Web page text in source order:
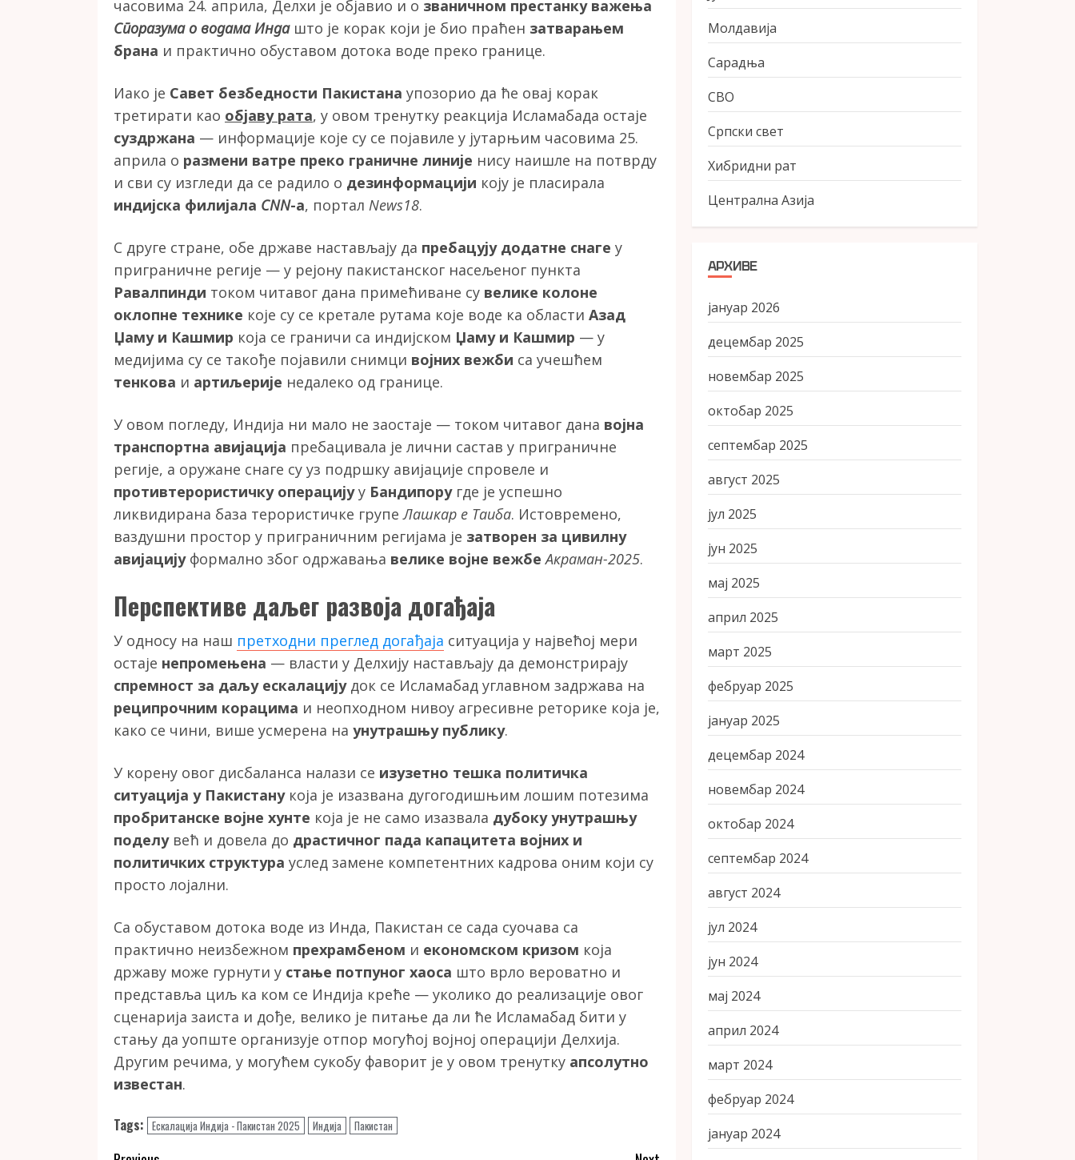
часовима 24. априла, Делхи је објавио и о званичном престанку важења
Споразума о водама Индашто је корак који је био праћен затварањем
брана и практично обуставом дотока воде преко границе.
Иако је Савет безбедности Пакистана упозорио да ће овај корак
третирати као објаву рата, у овом тренутку реакција Исламабада остаје
суздржана — информације које су се појавиле у јутарњим часовима 25.
априла о размени ватре преко граничне линије нису наишле на потврду
и сви су изгледи да се радило о дезинформацији коју је пласирала
индијска филијала CNN-a, портал News18.
С друге стране, обе државе настављају да пребацују додатне снаге у
приграничне регије — у рејону пакистанског насељеног пункта
Равалпинди током читавог дана примећиване су велике колоне
оклопне технике које су се кретале рутама које воде ка области Азад
Џаму и Кашмир која се граничи са индијском Џаму и Кашмир — у
медијима су се такође појавили снимци војних вежби са учешћем
тенкова и артиљерије недалеко од границе.
У овом погледу, Индија ни мало не заостаје — током читавог дана војна
транспортна авијација пребацивала је лични састав у приграничне
регије, а оружане снаге су уз подршку авијације спровеле и
противтерористичку операцијуу Бандипоругде је успешно
ликвидирана база терористичке групеЛашкар е Таиба. Истовремено,
ваздушни простор у приграничним регијама је затворен за цивилну
авијацијуформално због одржавања велике војне вежбе Акраман-2025.
Перспективе даљег развоја догађаја
У односу на наш претходни преглед догађаја ситуација у највећој мери
остаје непромењена — власти у Делхију настављају да демонстрирају
спремност за даљу ескалацијудок се Исламабад углавном задржава на
реципрочним корацима и неопходном нивоу агресивне реторике која је,
како се чини, више усмерена на унутрашњу публику.
У корену овог дисбаланса налази се изузетно тешка политичка
ситуација у Пакистанукоја је изазвана дугогодишњим лошим потезима
пробританске војне хунте која је не само изазвала дубоку унутрашњу
поделувећ и довела до драстичног пада капацитета војних и
политичких структура услед замене компетентних кадрова оним који су
просто лојални.
Са обуставом дотока воде из Инда, Пакистан се сада суочава са
практично неизбежном прехрамбеном и економском кризом која
државу може гурнути у стање потпуног хаоса што врло вероватно и
представља циљ ка ком се Индија креће — уколико до реализације овог
сценарија заиста и дође, велико је питање да ли ће Исламабад бити у
стању да уопште организује отпор могућој војној операцији Делхија.
Другим речима, у могућем сукобу фаворит је у овом тренутку апсолутно
известан.
Tags: Ескалација Индија - Пакистан 2025 Индија Пакистан
Молдавија
Сарадња
СВО
Српски свет
Хибридни рат
Централна Азија
АРХИВЕ
јануар 2026
децембар 2025
новембар 2025
октобар 2025
септембар 2025
август 2025
јул 2025
јун 2025
мај 2025
април 2025
март 2025
фебруар 2025
јануар 2025
децембар 2024
новембар 2024
октобар 2024
септембар 2024
август 2024
јул 2024
јун 2024
мај 2024
април 2024
март 2024
фебруар 2024
јануар 2024